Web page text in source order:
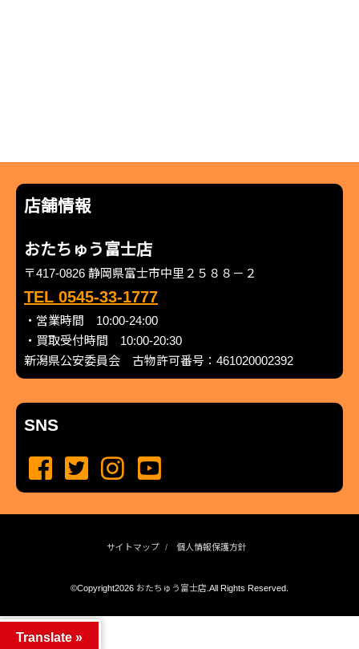
店舗情報
おたちゅう富士店
〒417-0826 静岡県富士市中里２５８８－２
TEL 0545-33-1777
・営業時間 10:00-24:00
・買取受付時間 10:00-20:30
新潟県公安委員会 古物許可番号：461020002392
SNS
サイトマップ 個人情報保護方針
©Copyright2026 おたちゅう富士店.All Rights Reserved.
Translate »